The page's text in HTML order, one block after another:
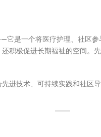
是一个将医疗护理、社区
积极促进长期福祉的空间。
进技术、可持续实践和社区